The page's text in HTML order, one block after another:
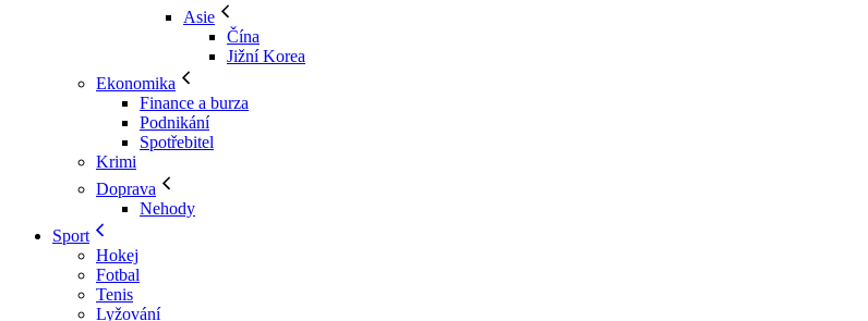
Asie
Čína
Jižní Korea
Ekonomika
Finance a burza
Podnikání
Spotřebitel
Krimi
Doprava
Nehody
Sport
Hokej
Fotbal
Tenis
Lyžování